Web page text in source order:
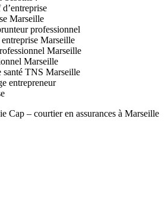
Marseille
professionnel
Marseille
Marseille
Marseille
santé TNS Marseille
entrepreneur
Cap – courtier en assurances à Marseille